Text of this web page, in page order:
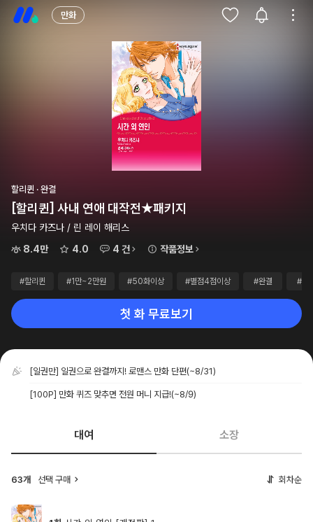
만화
할리퀸 · 완결
[할리퀸] 사내 연애 대작전★패키지
우치다 카즈나 / 린 레이 해리스
8.4만
4.0 4 건 작품정보
#할리퀸 #1만~2만원 #50화이상 #별점4점이상 #완결 #대
첫 화 무료보기
[일권만] 일권으로 완결까지! 로맨스 만화 단편(~8/31)
[100P] 만화 퀴즈 맞추면 전원 머니 지급!(~8/9)
대여 소장
63개 선택 구매 회차순